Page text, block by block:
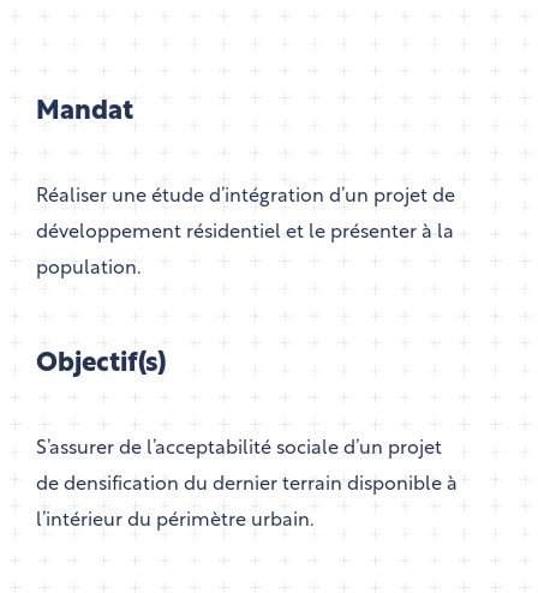
Mandat
Réaliser une étude d’intégration d’un projet de
développement résidentiel et le présenter à la
population.
Objectif(s)
S’assurer de l’acceptabilité sociale d’un projet
de densification du dernier terrain disponible à
l’intérieur du périmètre urbain.